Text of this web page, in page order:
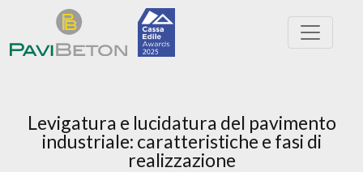
Levigatura e lucidatura del pavimento
industriale: caratteristiche e fasi di
realizzazione